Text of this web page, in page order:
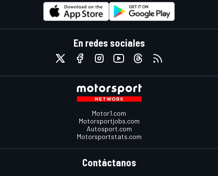
En redes sociales
Motor1.com
Motorsportjobs.com
Autosport.com
Motorsportstats.com
Contáctanos